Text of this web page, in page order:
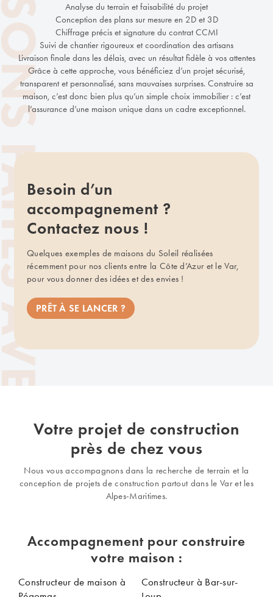
Analyse du terrain et faisabilité du projet
Conception des plans sur mesure en 2D et 3D
Chiffrage précis et signature du contrat CCMI
Suivi de chantier rigoureux et coordination des artisans
Livraison finale dans les délais, avec un résultat fidèle à vos attentes
Grâce à cette approche, vous bénéficiez d’un projet sécurisé,
transparent et personnalisé, sans mauvaises surprises. Construire sa
maison, c’est donc bien plus qu’un simple choix immobilier : c’est
l’assurance d’une maison unique dans un cadre exceptionnel.
Besoin d’un
accompagnement ?
Contactez nous !
Quelques exemples de maisons du Soleil réalisées
récemment pour nos clients entre la Côte d’Azur et le Var,
pour vous donner des idées et des envies !
PRÊT À SE LANCER ?
Votre projet de construction
près de chez vous
Nous vous accompagnons dans la recherche de terrain et la
conception de projets de construction partout dans le Var et les
Alpes-Maritimes.
Accompagnement pour construire
votre maison :
Constructeur de maison à
Constructeur à Bar-sur-